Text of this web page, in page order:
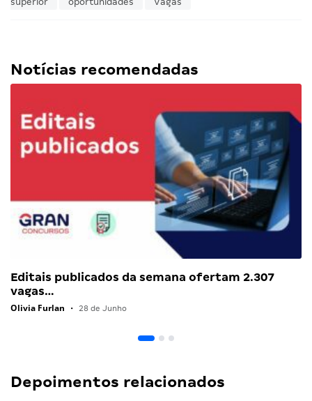
Notícias recomendadas
Editais publicados da semana ofertam 2.307
vagas…
Olivia Furlan • 28 de Junho
Depoimentos relacionados